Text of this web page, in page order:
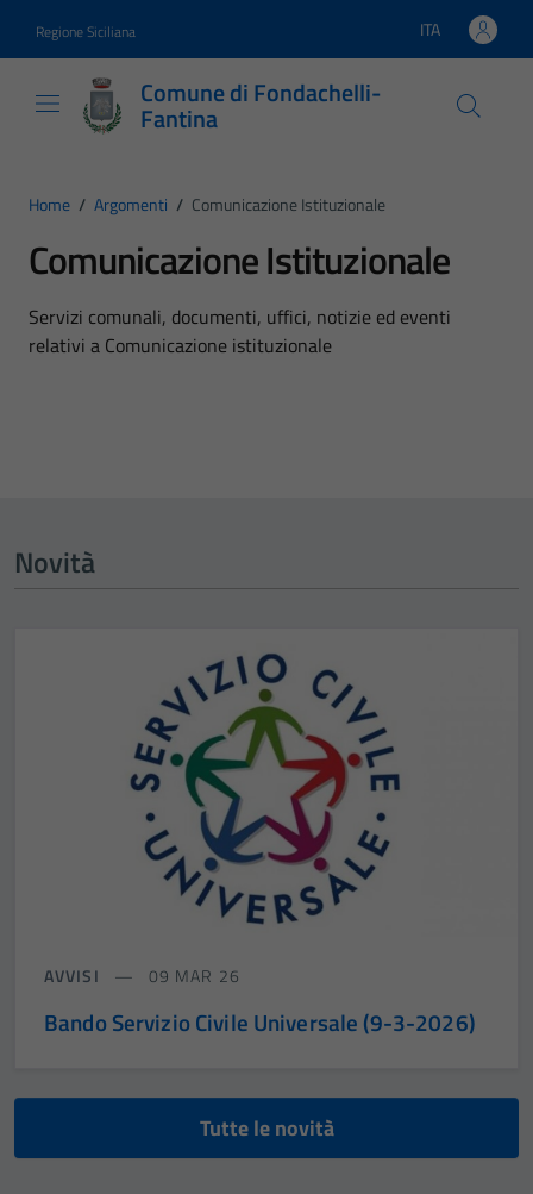
Regione Siciliana Lingua attiva:
ITA
Comune di Fondachelli-
Fantina
Home / Argomenti / Comunicazione Istituzionale
Comunicazione Istituzionale
Dettagli dell'argomento
Servizi comunali, documenti, uffici, notizie ed eventi
relativi a Comunicazione istituzionale
Novità
AVVISI 09 MAR 26
Bando Servizio Civile Universale (9-3-2026)
Tutte le novità